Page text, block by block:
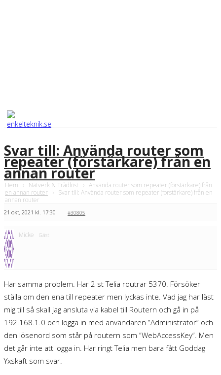
Svar till: Använda router som
repeater (förstärkare) från en
annan router
Hem › Nätverk & Trådlöst › Använda router som repeater (förstärkare) från
en annan router
› Svar till: Använda router som repeater (förstärkare) från en
annan router
21 okt, 2021 kl. 17:30 #30805
Micke Gäst
Har samma problem. Har 2 st Telia routrar 5370. Försöker
ställa om den ena till repeater men lyckas inte. Vad jag har läst
mig till så skall jag ansluta via kabel till Routern och gå in på
192.168.1.0 och logga in med användaren ”Administrator” och
den lösenord som står på routern som ”WebAccessKey”. Men
det går inte att logga in. Har ringt Telia men bara fått Goddag
Yxskaft som svar.